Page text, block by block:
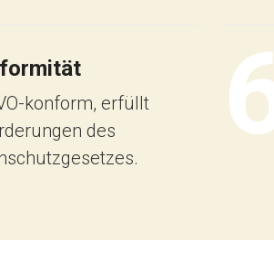
konform, erfüllt
des